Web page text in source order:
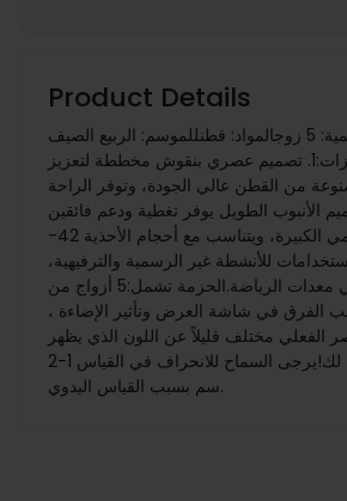
Product Details
المواصفات:الكمية: 5 زوجالمواد: قطنللموسم: الربيع الصيف
والخريفالميزات:1. تصميم عصري بنقوش مخططة لتعزيز
مصنوعة من القطن عالي الجودة، وتوفر الراحة
تصميم الأنبوب الطويل يوفر تغطية ودعم فائقين
لساقيك.مناسب للقدمي الكبيرة، ويتناسب مع أحجام الأحذية 42-
للأنشطة غير الرسمية والترفيهية،
مناسب لمستخدمي معدات الرياضة.الحزمة تشمل:5 أزواج من
الفرق في شاشة العرض وتأثير الإضاءة ،
الفعلي مختلف قليلاً عن اللون الذي يظهر
على الصور. شكرا لك!يرجى السماح للانحراف في القياس 1-2
سم بسبب القياس اليدوي.